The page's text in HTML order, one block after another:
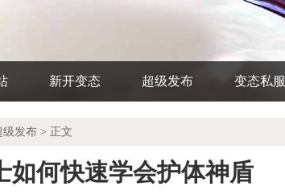
新开变态 超级发布 变态私服
级发布 > 正文
如何快速学会护体神盾